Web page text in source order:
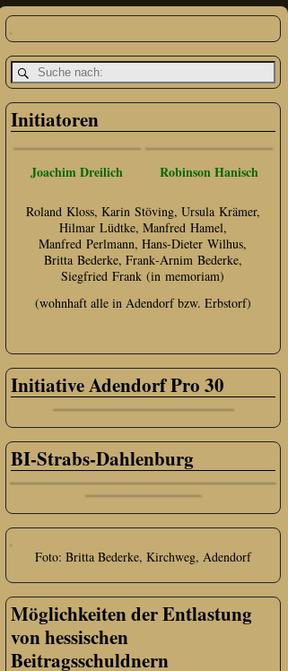
Initiatoren
Joachim Dreilich Robinson Hanisch
Roland Kloss, Karin Stöving, Ursula Krämer,
Hilmar Lüdtke, Manfred Hamel,
Manfred Perlmann, Hans‑Dieter Wilhus,
Britta Bederke, Frank‑Arnim Bederke,
Siegfried Frank (in memoriam)
(wohnhaft alle in Adendorf bzw. Erbstorf)
Initiative Adendorf Pro 30
BI-Strabs-Dahlenburg
Foto: Britta Bederke, Kirchweg, Adendorf
Möglichkeiten der Entlastung
von hessischen
Beitragsschuldnern